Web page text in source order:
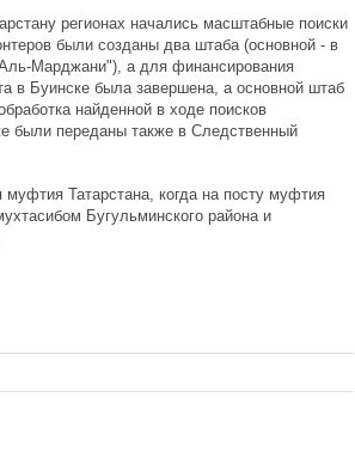
регионах начались масштабные поиски
были созданы два штаба (основной - в
Марджани"), а для финансирования
в Буинске была завершена, а основной штаб
найденной в ходе поисков
были переданы также в Следственный
Татарстана, когда на посту муфтия
Бугульминского района и